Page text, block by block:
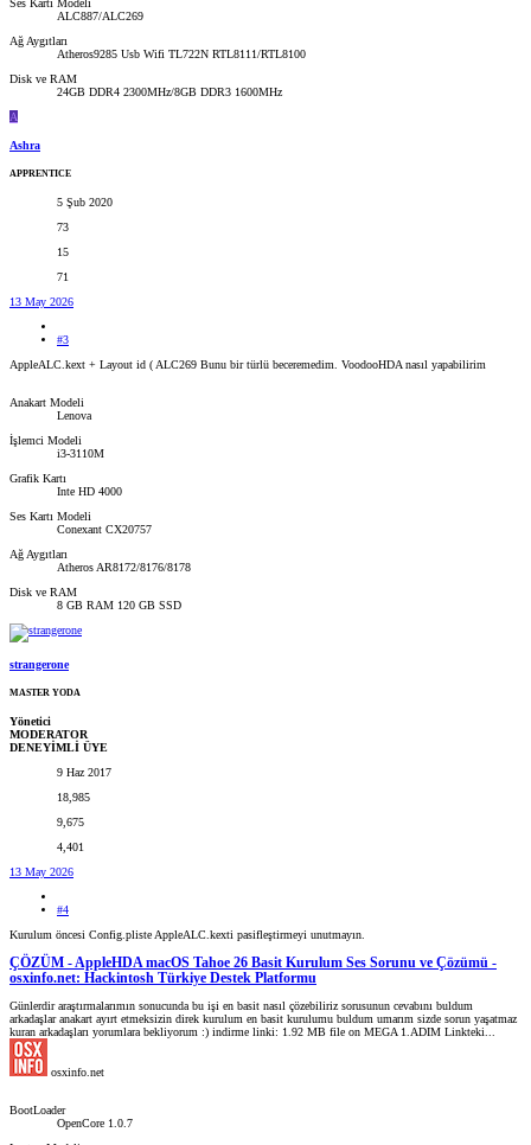
Ses Kartı Modeli
ALC887/ALC269
Ağ Aygıtları
Atheros9285 Usb Wifi TL722N RTL8111/RTL8100
Disk ve RAM
24GB DDR4 2300MHz/8GB DDR3 1600MHz
A
Ashra
APPRENTICE
5 Şub 2020
73
15
71
13 May 2026
#3
AppleALC.kext + Layout id ( ALC269 Bunu bir türlü beceremedim. VoodooHDA nasıl yapabilirim
Anakart Modeli
Lenova
İşlemci Modeli
i3-3110M
Grafik Kartı
Inte HD 4000
Ses Kartı Modeli
Conexant CX20757
Ağ Aygıtları
Atheros AR8172/8176/8178
Disk ve RAM
8 GB RAM 120 GB SSD
strangerone
MASTER YODA
Yönetici
MODERATOR
DENEYİMLİ ÜYE
9 Haz 2017
18,985
9,675
4,401
13 May 2026
#4
Kurulum öncesi Config.pliste AppleALC.kexti pasifleştirmeyi unutmayın.
ÇÖZÜM - AppleHDA macOS Tahoe 26 Basit Kurulum Ses Sorunu ve Çözümü -
osxinfo.net: Hackintosh Türkiye Destek Platformu
Günlerdir araştırmalarımın sonucunda bu işi en basit nasıl çözebiliriz sorusunun cevabını buldum
arkadaşlar anakart ayırt etmeksizin direk kurulum en basit kurulumu buldum umarım sizde sorun yaşatmaz
kuran arkadaşları yorumlara bekliyorum :) indirme linki: 1.92 MB file on MEGA 1.ADIM Linkteki...
osxinfo.net
BootLoader
OpenCore 1.0.7